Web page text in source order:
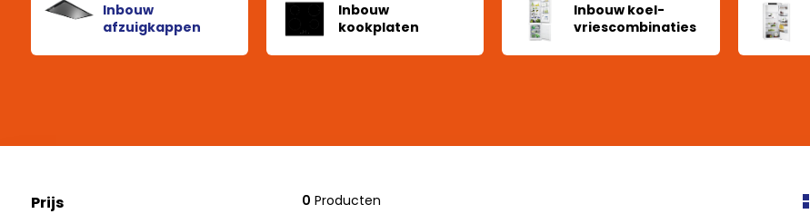
Inbouw
afzuigkappen
Inbouw
kookplaten
Inbouw koel-
vriescombinaties
Prijs 0 Producten